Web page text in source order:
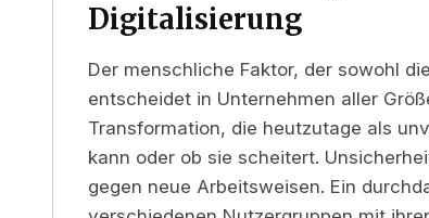
Digitalisierung
Der menschliche Faktor, der sowohl
entscheidet in Unternehmen aller
Transformation, die heutzutage als
kann oder ob sie scheitert.
gegen neue Arbeitsweisen. Ein